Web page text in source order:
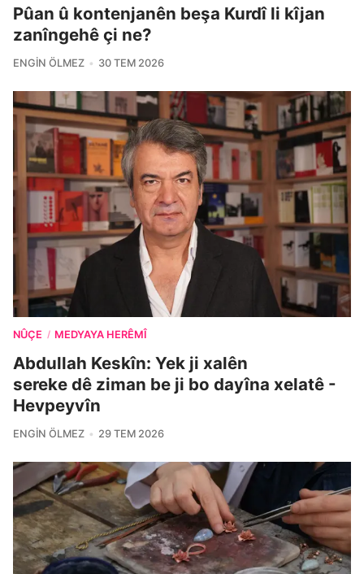
Pûan û kontenjanên beşa Kurdî li kîjan
zanîngehê çi ne?
ENGIN ÖLMEZ 30 TEM 2026
NÛÇE / MEDYAYA HERÊMÎ
Abdullah Keskîn: Yek ji xalên
sereke dê ziman be ji bo dayîna xelatê -
Hevpeyvîn
ENGIN ÖLMEZ 29 TEM 2026